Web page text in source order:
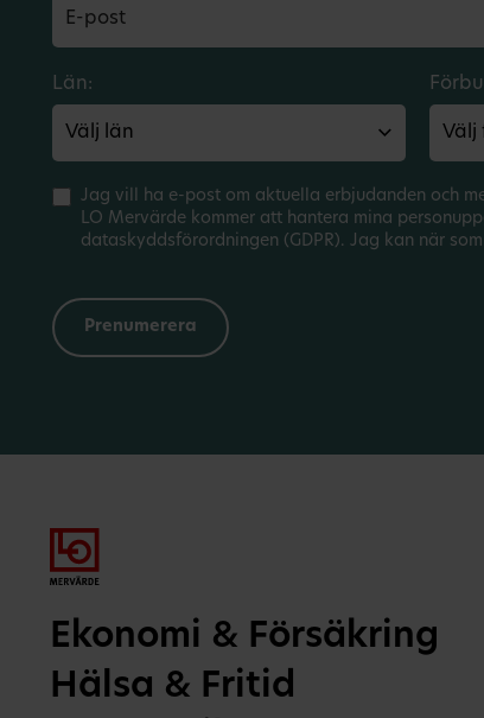
Län:
Jag vill ha e-post om aktuella erbjudanden och
LO Mervärde kommer att hantera mina
dataskyddsförordningen (GDPR). Jag kan när
Ekonomi & Försäkring
Hälsa & Fritid